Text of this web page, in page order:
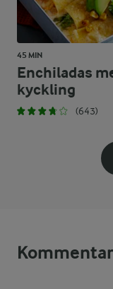
45 MIN
Enchiladas
kyckling
(643)